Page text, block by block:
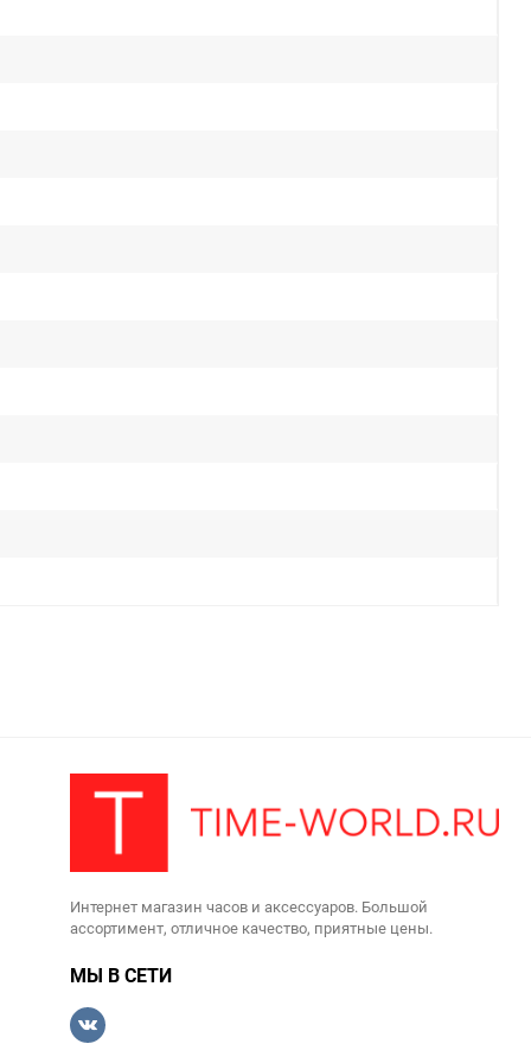
Интернет магазин часов и аксессуаров. Большой
ассортимент, отличное качество, приятные цены.
МЫ В СЕТИ